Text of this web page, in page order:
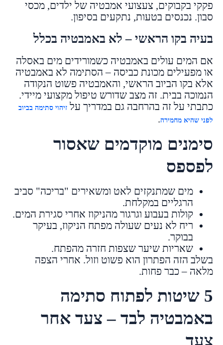
פקקי בקבוקים, צעצועי אמבטיה של ילדים, מכסי
סבון. נכנסים בטעות, נתקעים בסיפון.
בעיה בקו הראשי – לא באמבטיה בכלל
אם המים עולים באמבטיה כשמורידים מים באסלה
או מפעילים מכונת כביסה – הסתימה לא באמבטיה
אלא בקו הביוב הראשי, והאמבטיה פשוט הנקודה
הנמוכה בבית. זה מצב שדורש טיפול מקצועי מיידי.
כתבתי על זה בהרחבה גם במדריך על זיהוי סתימה בביוב
לפני שהיא מחמירה.
סימנים מוקדמים שאסור
לפספס
מים שמתנקזים לאט ומשאירים "בריכה" סביב
הרגליים במקלחת.
קולות בעבוע וגרגור מהניקוז אחרי סגירת המים.
ריח לא נעים שעולה מפתח הניקוז, בעיקר
בבוקר.
שאריות שיער שצפות חזרה מהפתח.
בשלב הזה הפתרון הוא פשוט וזול. אחרי הצפה
מלאה – כבר פחות.
5 שיטות לפתוח סתימה
באמבטיה לבד – צעד אחר
צעד